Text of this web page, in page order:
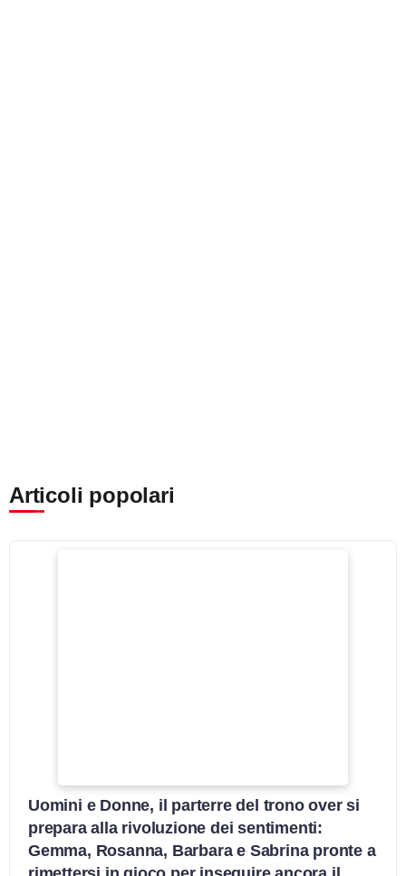
Articoli popolari
Uomini e Donne, il parterre del trono over si
prepara alla rivoluzione dei sentimenti:
Gemma, Rosanna, Barbara e Sabrina pronte a